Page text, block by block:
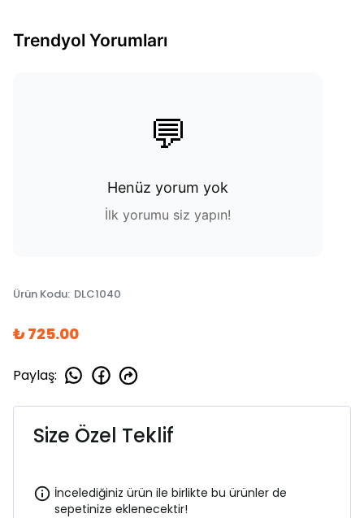
Trendyol Yorumları
💬
Henüz yorum yok
İlk yorumu siz yapın!
Ürün Kodu: DLC1040
₺ 725.00
Paylaş:
Size Özel Teklif
İncelediğiniz ürün ile birlikte bu ürünler de
sepetinize eklenecektir!